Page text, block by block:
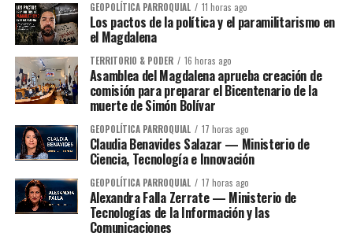
GEOPOLÍTICA PARROQUIAL 11 horas ago
Los pactos de la política y el paramilitarismo en
el Magdalena
TERRITORIO & PODER 16 horas ago
Asamblea del Magdalena aprueba creación de
comisión para preparar el Bicentenario de la
muerte de Simón Bolívar
GEOPOLÍTICA PARROQUIAL 17 horas ago
Claudia Benavides Salazar — Ministerio de
Ciencia, Tecnología e Innovación
GEOPOLÍTICA PARROQUIAL 17 horas ago
Alexandra Falla Zerrate — Ministerio de
Tecnologías de la Información y las
Comunicaciones